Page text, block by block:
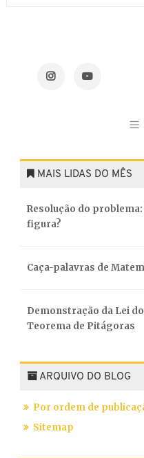
MAIS LIDAS DO MÊS
Resolução do
figura?
Caça-palavras de
Demonstração da Lei
Teorema de Pitágoras
ARQUIVO DO BLOG
Por ordem de
Sitemap